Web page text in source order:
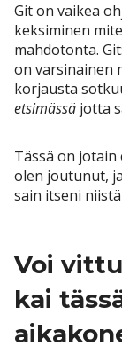
Git on vaikea
keksiminen
mahdotonta.
on varsinainen
korjausta
etsimässä jotta
Tässä on
olen joutunut,
sain itseni
Voi
kai